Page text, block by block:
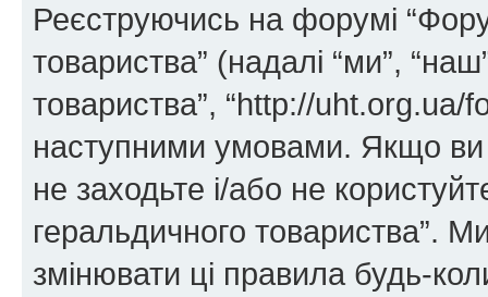
Реєструючись на форумі
товариства” (надалі “ми”,
товариства”, “http://uht.org.ua/
наступними умовами. Якщо ви
не заходьте і/або не
геральдичного товариства”.
змінювати ці правила будь-